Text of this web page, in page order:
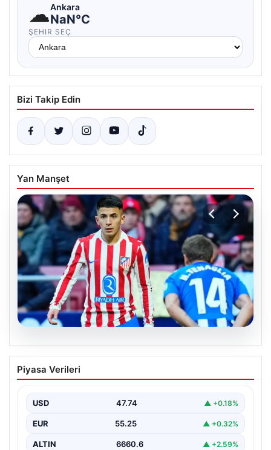
☁Ankara
NaN°C
ŞEHIR SEÇ
Bizi Takip Edin
Yan Manşet
08.08.2026
River Plate, Thiago Almada ile Gücüne
Güç Kattı
Plate, transfer döneminin en çok konuşulan
isimlerinden biri…
Piyasa Verileri
USD 47.74 ▲ +0.18%
EUR 55.25 ▲ +0.32%
ALTIN 6660.6 ▲ +2.59%